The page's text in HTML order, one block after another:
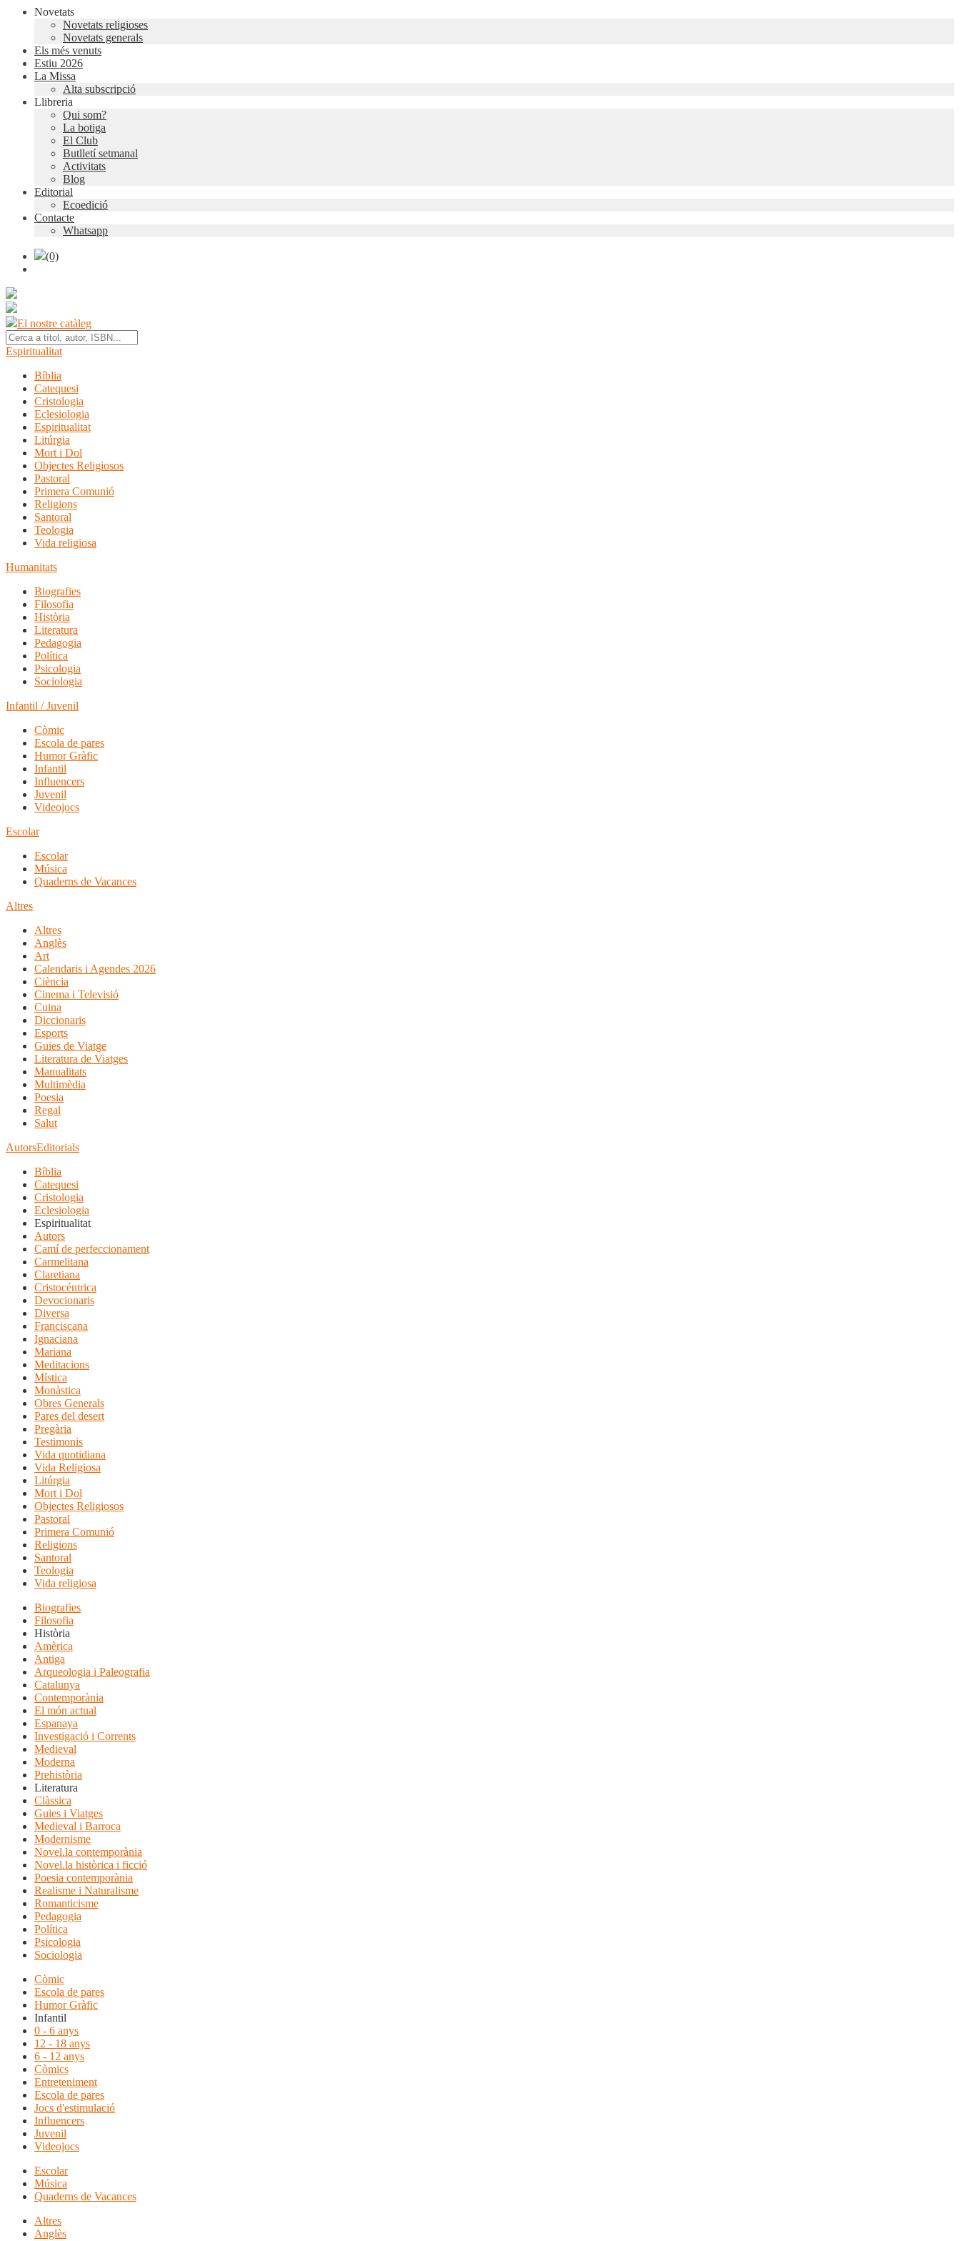
Novetats
Novetats religioses
Novetats generals
Els més venuts
Estiu 2026
La Missa
Alta subscripció
Llibreria
Qui som?
La botiga
El Club
Butlletí setmanal
Activitats
Blog
Editorial
Ecoedició
Contacte
Whatsapp
(0)
El nostre catàleg
Espiritualitat
Bíblia
Catequesi
Cristologia
Eclesiologia
Espiritualitat
Litúrgia
Mort i Dol
Objectes Religiosos
Pastoral
Primera Comunió
Religions
Santoral
Teologia
Vida religiosa
Humanitats
Biografies
Filosofia
Història
Literatura
Pedagogia
Política
Psicologia
Sociologia
Infantil / Juvenil
Còmic
Escola de pares
Humor Gràfic
Infantil
Influencers
Juvenil
Videojocs
Escolar
Escolar
Música
Quaderns de Vacances
Altres
Altres
Anglès
Art
Calendaris i Agendes 2026
Ciència
Cinema i Televisió
Cuina
Diccionaris
Esports
Guies de Viatge
Literatura de Viatges
Manualitats
Multimèdia
Poesia
Regal
Salut
AutorsEditorials
Bíblia
Catequesi
Cristologia
Eclesiologia
Espiritualitat
Autors
Camí de perfeccionament
Carmelitana
Claretiana
Cristocéntrica
Devocionaris
Diversa
Franciscana
Ignaciana
Mariana
Meditacions
Mística
Monàstica
Obres Generals
Pares del desert
Pregària
Testimonis
Vida quotidiana
Vida Religiosa
Litúrgia
Mort i Dol
Objectes Religiosos
Pastoral
Primera Comunió
Religions
Santoral
Teologia
Vida religiosa
Biografies
Filosofia
Història
Amèrica
Antiga
Arqueologia i Paleografia
Catalunya
Contemporània
El món actual
Espanaya
Investigació i Corrents
Medieval
Moderna
Prehistòria
Literatura
Clàssica
Guies i Viatges
Medieval i Barroca
Modernisme
Novel.la contemporània
Novel.la històrica i ficció
Poesia contemporània
Realisme i Naturalisme
Romanticisme
Pedagogia
Política
Psicologia
Sociologia
Còmic
Escola de pares
Humor Gràfic
Infantil
0 - 6 anys
12 - 18 anys
6 - 12 anys
Còmics
Entreteniment
Escola de pares
Jocs d'estimulació
Influencers
Juvenil
Videojocs
Escolar
Música
Quaderns de Vacances
Altres
Anglès